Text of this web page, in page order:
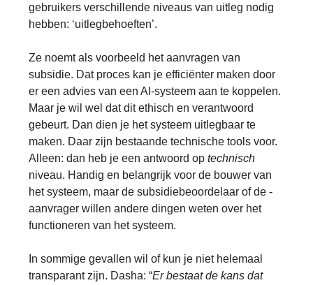
gebruikers verschillende niveaus van uitleg nodig
hebben: ‘uitlegbehoeften’.
Ze noemt als voorbeeld het aanvragen van
subsidie. Dat proces kan je efficiënter maken door
er een advies van een AI-systeem aan te koppelen.
Maar je wil wel dat dit ethisch en verantwoord
gebeurt. Dan dien je het systeem uitlegbaar te
maken. Daar zijn bestaande technische tools voor.
Alleen: dan heb je een antwoord op technisch
niveau. Handig en belangrijk voor de bouwer van
het systeem, maar de subsidiebeoordelaar of de -
aanvrager willen andere dingen weten over het
functioneren van het systeem.
In sommige gevallen wil of kun je niet helemaal
transparant zijn. Dasha: “Er bestaat de kans dat